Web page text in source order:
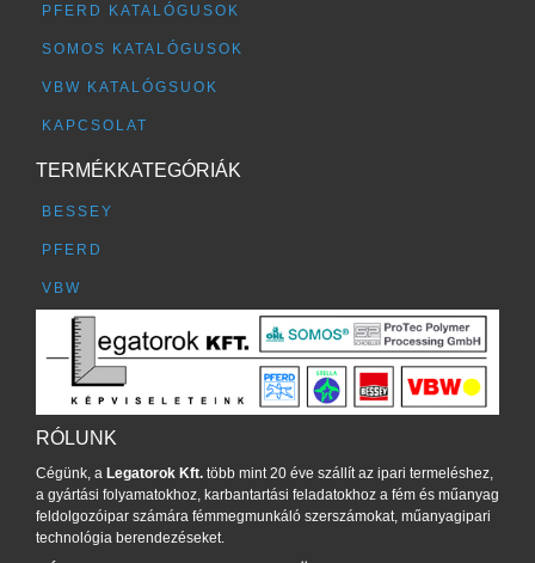
PFERD KATALÓGUSOK
SOMOS KATALÓGUSOK
VBW KATALÓGSUOK
KAPCSOLAT
TERMÉKKATEGÓRIÁK
BESSEY
PFERD
VBW
RÓLUNK
Cégünk, a Legatorok Kft. több mint 20 éve szállít az ipari termeléshez,
a gyártási folyamatokhoz, karbantartási feladatokhoz a fém és műanyag
feldolgozóipar számára fémmegmunkáló szerszámokat, műanyagipari
technológia berendezéseket.